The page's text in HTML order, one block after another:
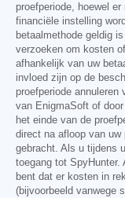
proefperiode, hoewel
financiële instelling
betaalmethode geldig
verzoeken om kosten
afhankelijk van uw
invloed zijn op de
proefperiode
van EnigmaSoft of
het einde van de
direct na afloop van uw
gebracht. Als u tijdens
toegang tot SpyHunter.
bent dat er kosten in
(bijvoorbeeld vanwege